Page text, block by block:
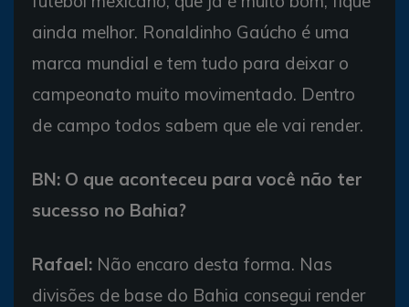
ainda melhor. Ronaldinho Gaúcho é uma
marca mundial e tem tudo para deixar o
campeonato muito movimentado. Dentro
de campo todos sabem que ele vai render.
BN: O que aconteceu para você não ter
sucesso no Bahia?
Rafael: Não encaro desta forma. Nas
divisões de base do Bahia consegui render